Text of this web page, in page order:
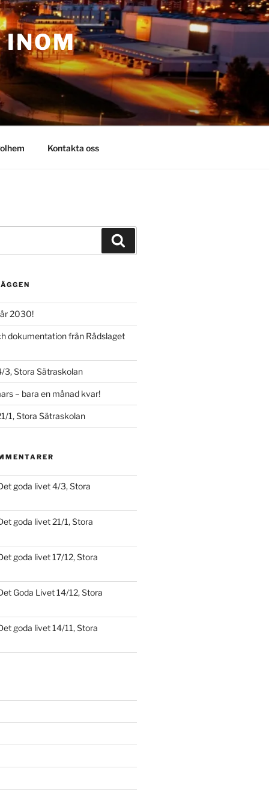
INOM
Kontakta oss
2030!
dokumentation från Rådslaget
3, Stora Sätraskolan
– bara en månad kvar!
1, Stora Sätraskolan
goda livet 4/3, Stora
goda livet 21/1, Stora
goda livet 17/12, Stora
Goda Livet 14/12, Stora
goda livet 14/11, Stora